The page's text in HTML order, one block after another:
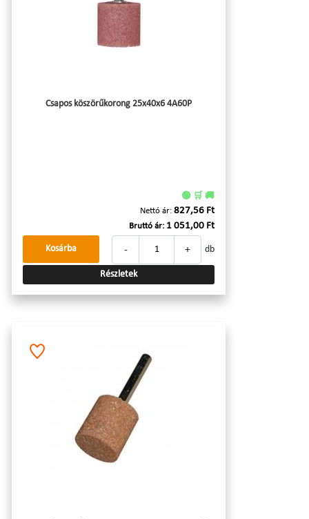
Csapos köszörűkorong 25x40x6 4A60P
🟢 🛒 🚚
Nettó ár: 827,56 Ft
Bruttó ár: 1 051,00 Ft
- + db
Kosárba
Részletek